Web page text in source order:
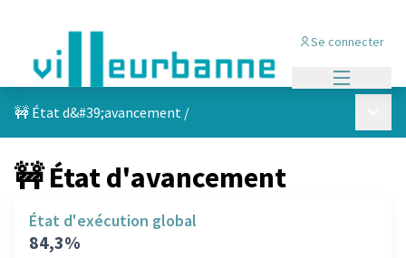
Se connecter
🚧 État d&#39;avancement /
🚧 État d'avancement
État d'exécution global
84,3%